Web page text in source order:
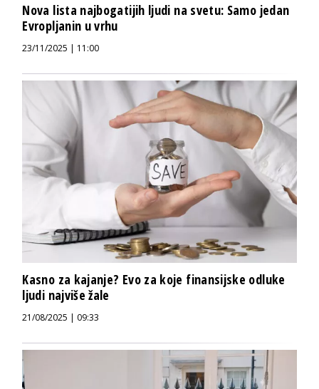
Nova lista najbogatijih ljudi na svetu: Samo jedan
Evropljanin u vrhu
23/11/2025 | 11:00
Kasno za kajanje? Evo za koje finansijske odluke
ljudi najviše žale
21/08/2025 | 09:33